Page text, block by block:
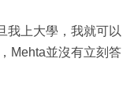
我上大學，我就可以
Mehta並沒有立刻答